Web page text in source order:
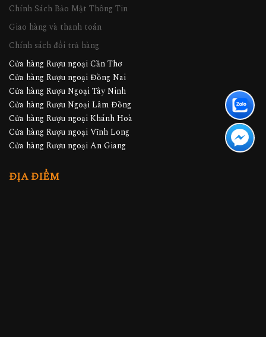
Giao hàng và thanh toán
Chính sách đổi trả hàng
Cửa hàng Rượu ngoại Cần Thơ
Cửa hàng Rượu ngoại Đồng Nai
Cửa hàng Rượu Ngoại Tây Ninh
Cửa hàng Rượu Ngoại Lâm Đồng
Cửa hàng Rượu ngoại Khánh Hoà
Cửa hàng Rượu ngoại Vĩnh Long
Cửa hàng Rượu ngoại An Giang